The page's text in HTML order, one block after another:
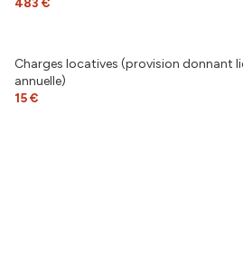
Charges locatives (provision donnant
annuelle)
15 €